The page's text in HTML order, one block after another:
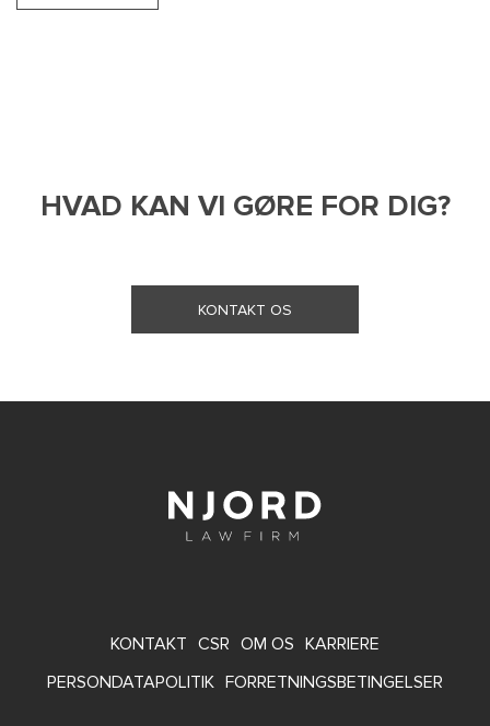
HVAD KAN VI GØRE FOR DIG?
KONTAKT OS
FOOTER
MENU
KONTAKT CSR OM OS KARRIERE
PERSONDATAPOLITIK FORRETNINGSBETINGELSER